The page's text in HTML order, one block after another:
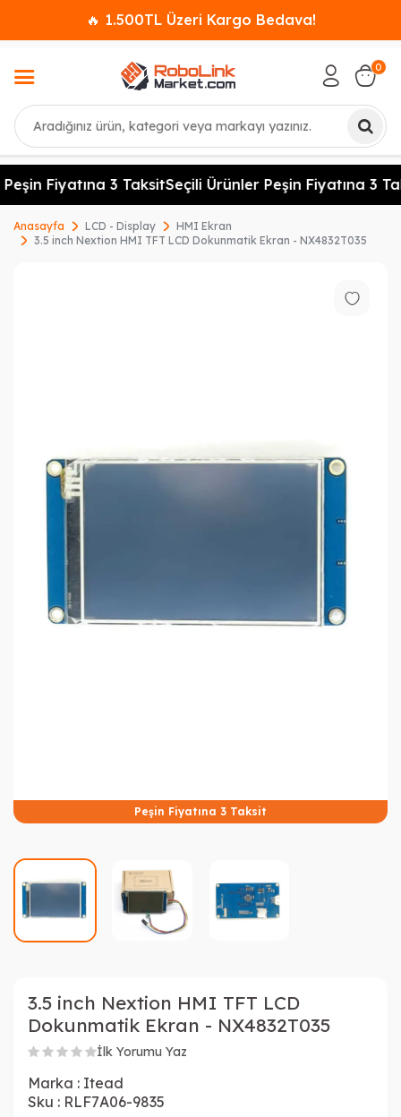
🔥 1.500TL Üzeri Kargo Bedava!
Ara
0
Fiyatına 3 TaksitSeçili Ürünler Peşin Fiyatına 3
Anasayfa LCD - Display
HMI Ekran
3.5 inch Nextion HMI TFT LCD Dokunmatik Ekran - NX4832T035
Peşin Fiyatına 3 Taksit
3.5 inch Nextion HMI TFT LCD
Dokunmatik Ekran - NX4832T035
İlk Yorumu Yaz
Marka : Itead
Sku : RLF7A06-9835